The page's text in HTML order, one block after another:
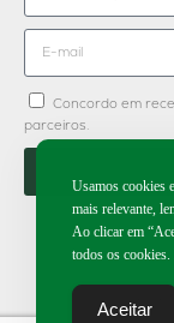
Concordo em
parceiros.
Usamos cookies
mais relevante,
Ao clicar em
todos os cookies.
Aceitar